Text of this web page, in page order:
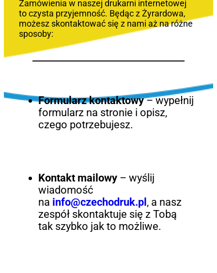
Zamówienia w naszej drukarni internetowej
to czysta przyjemność. Będąc z Żyrardowa,
możesz skontaktować się z nami aż na różne
sposoby:
Formularz kontaktowy– wypełnij
formularz na stronie i opisz,
czego potrzebujesz.
Kontakt mailowy– wyślij
wiadomość
na info@czechodruk.pl , a nasz
zespół skontaktuje się z Tobą
tak szybko jak to możliwe.